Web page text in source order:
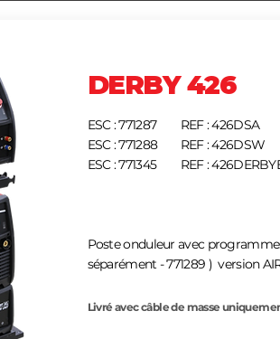
DERBY 426
ESC : 771287
ESC : 771288
ESC : 771345
REF : 426DSA
REF : 426DSW
REF :
Poste onduleur avec
séparément - 771289 ) version
Livré avec câble de masse